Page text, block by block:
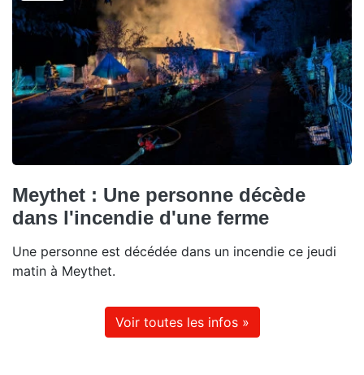
Meythet : Une personne décède
dans l'incendie d'une ferme
Une personne est décédée dans un incendie ce jeudi
matin à Meythet.
Voir toutes les infos »